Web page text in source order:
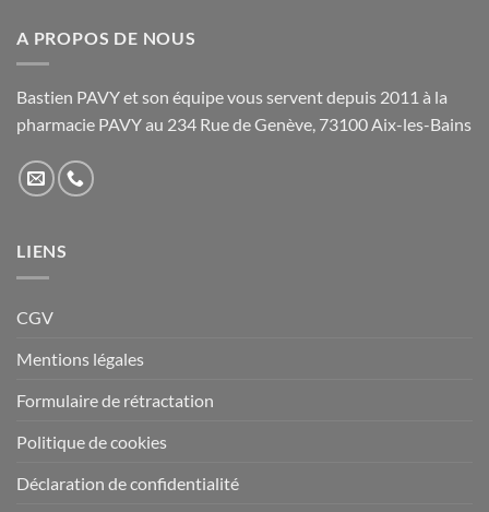
page
du
A PROPOS DE NOUS
Bastien PAVY et son équipe vous servent depuis 2011 à la
pharmacie PAVY au 234 Rue de Genève, 73100 Aix-les-Bains
LIENS
CGV
Mentions légales
Formulaire de rétractation
Politique de cookies
Déclaration de confidentialité